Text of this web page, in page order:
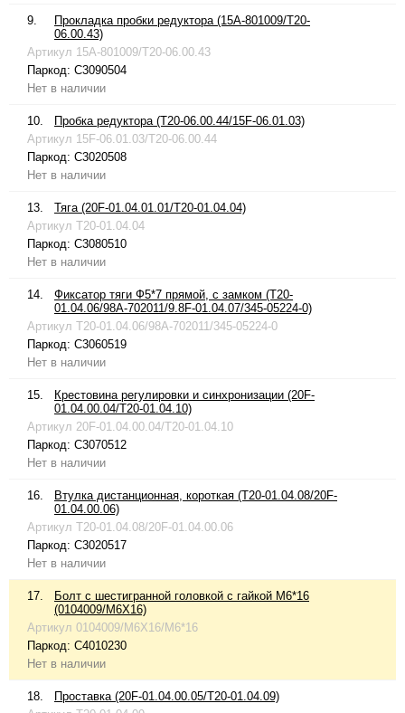
9.
Прокладка пробки редуктора (15A-801009/T20-
06.00.43)
Артикул 15A-801009/T20-06.00.43
Паркод: C3090504
Нет в наличии
10.
Пробка редуктора (T20-06.00.44/15F-06.01.03)
Артикул 15F-06.01.03/T20-06.00.44
Паркод: C3020508
Нет в наличии
13.
Тяга (20F-01.04.01.01/T20-01.04.04)
Артикул T20-01.04.04
Паркод: C3080510
Нет в наличии
14.
Фиксатор тяги Ф5*7 прямой, с замком (T20-
01.04.06/98A-702011/9.8F-01.04.07/345-05224-0)
Артикул T20-01.04.06/98A-702011/345-05224-0
Паркод: C3060519
Нет в наличии
15.
Крестовина регулировки и синхронизации (20F-
01.04.00.04/T20-01.04.10)
Артикул 20F-01.04.00.04/T20-01.04.10
Паркод: C3070512
Нет в наличии
16.
Втулка дистанционная, короткая (T20-01.04.08/20F-
01.04.00.06)
Артикул T20-01.04.08/20F-01.04.00.06
Паркод: C3020517
Нет в наличии
17.
Болт с шестигранной головкой с гайкой M6*16
(0104009/M6X16)
Артикул 0104009/M6X16/M6*16
Паркод: C4010230
Нет в наличии
18.
Проставка (20F-01.04.00.05/T20-01.04.09)